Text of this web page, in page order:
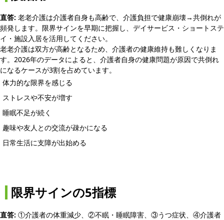
直答: 老老介護は介護者自身も高齢で、介護負担で健康崩壊→共倒れが
頻発します。限界サインを早期に把握し、デイサービス・ショートステ
イ・施設入居を活用してください。
老老介護は双方が高齢となるため、介護者の健康維持も難しくなりま
す。2026年のデータによると、介護者自身の健康問題が原因で共倒れ
になるケースが3割を占めています。
体力的な限界を感じる
ストレスや不安が増す
睡眠不足が続く
趣味や友人との交流が疎かになる
日常生活に支障が出始める
限界サインの5指標
直答: ①介護者の体重減少、②不眠・睡眠障害、③うつ症状、④介護者